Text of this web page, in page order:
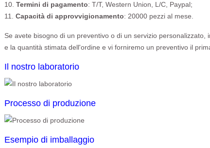
10. Termini di pagamento: T/T, Western Union, L/C, Paypal;
11. Capacità di approvvigionamento: 20000 pezzi al mese.
Se avete bisogno di un preventivo o di un servizio
e la quantità stimata dell'ordine e vi forniremo un preventivo il
Il nostro laboratorio
Processo di produzione
Esempio di imballaggio